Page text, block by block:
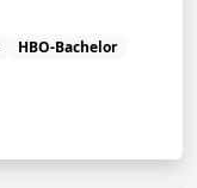
HBO-Bachelor